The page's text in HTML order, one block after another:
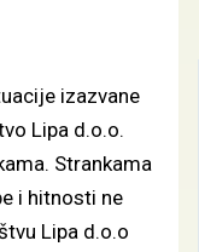
izazvane
Lipa d.o.o.
Strankama
i hitnosti ne
Lipa d.o.o